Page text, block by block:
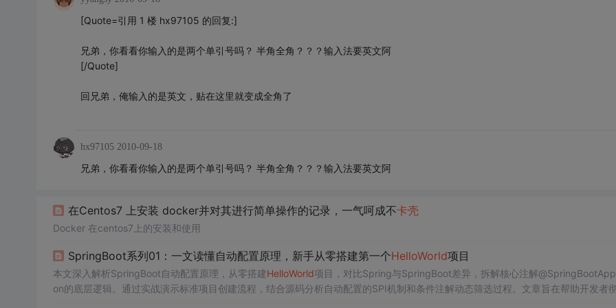
[Quote=引用 1 楼 hx97105 的回复:]
兄弟，你看看你输入的是两个单引号吗？ 半角全角？？？输入法要英文阿
[/Quote]
回兄弟，俺输入的是英文，贴在这里就变成全角了
hx97105 2010-09-18
兄弟，你看看你输入的是两个单引号吗？ 半角全角？？？输入法要英文阿
在Centos7 上安装 docker并对其进行简单操作的记录，一气呵成不卡壳
Docker 在centos7上的安装和使用
SpringBoot系列01：一文读懂自动配置原理，新手从零搭建第一个HelloWorld项目
本文深入解析SpringBoot自动配置原理，从零搭建HelloWorld项目，对比Spring与SpringBoot差异，拆解核心注解
on的底层逻辑。通过实战演示标准项目创建流程，结合源码分析自动配置的SPI机制和条件注解动态筛选过程。文章旨在帮助开发者